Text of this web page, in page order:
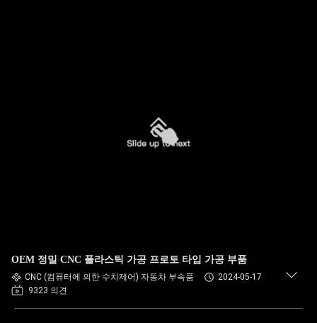
OEM 정밀 CNC 플라스틱 가공 프로토 타입 가공 부품
CNC (컴퓨터에 의한 수치제어) 자동차 부속품
2024-05-17
9323 의견